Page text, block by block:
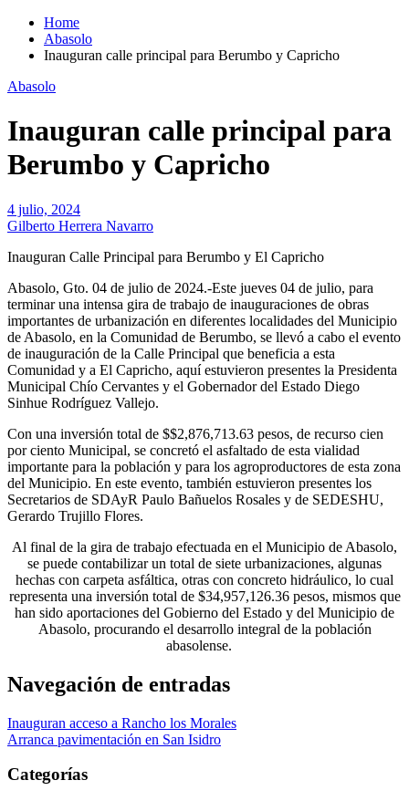
Home
Abasolo
Inauguran calle principal para Berumbo y Capricho
Abasolo
Inauguran calle principal para
Berumbo y Capricho
4 julio, 2024
Gilberto Herrera Navarro
Inauguran Calle Principal para Berumbo y El Capricho
Abasolo, Gto. 04 de julio de 2024.-Este jueves 04 de julio, para
terminar una intensa gira de trabajo de inauguraciones de obras
importantes de urbanización en diferentes localidades del Municipio
de Abasolo, en la Comunidad de Berumbo, se llevó a cabo el evento
de inauguración de la Calle Principal que beneficia a esta
Comunidad y a El Capricho, aquí estuvieron presentes la Presidenta
Municipal Chío Cervantes y el Gobernador del Estado Diego
Sinhue Rodríguez Vallejo.
Con una inversión total de $$2,876,713.63 pesos, de recurso cien
por ciento Municipal, se concretó el asfaltado de esta vialidad
importante para la población y para los agroproductores de esta zona
del Municipio. En este evento, también estuvieron presentes los
Secretarios de SDAyR Paulo Bañuelos Rosales y de SEDESHU,
Gerardo Trujillo Flores.
Al final de la gira de trabajo efectuada en el Municipio de Abasolo,
se puede contabilizar un total de siete urbanizaciones, algunas
hechas con carpeta asfáltica, otras con concreto hidráulico, lo cual
representa una inversión total de $34,957,126.36 pesos, mismos que
han sido aportaciones del Gobierno del Estado y del Municipio de
Abasolo, procurando el desarrollo integral de la población
abasolense.
Navegación de entradas
Inauguran acceso a Rancho los Morales
Arranca pavimentación en San Isidro
Categorías